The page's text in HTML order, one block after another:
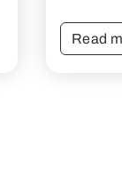
Read